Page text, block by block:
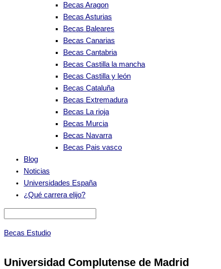
Becas Aragon
Becas Asturias
Becas Baleares
Becas Canarias
Becas Cantabria
Becas Castilla la mancha
Becas Castilla y león
Becas Cataluña
Becas Extremadura
Becas La rioja
Becas Murcia
Becas Navarra
Becas Pais vasco
Blog
Noticias
Universidades España
¿Qué carrera elijo?
Becas Estudio
Universidad Complutense de Madrid